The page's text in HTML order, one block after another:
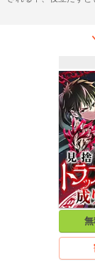
はダンジョン深層へ
は彼女と契約し、眠
き放たれ、無限に張
れた＜はずれ職＞が